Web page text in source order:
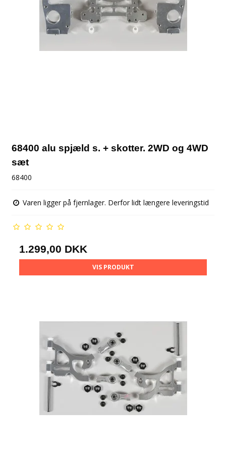
68400 alu spjæld s. + skotter. 2WD og 4WD
sæt
68400
Varen ligger på fjernlager. Derfor lidt længere leveringstid
1.299,00 DKK
VIS PRODUKT